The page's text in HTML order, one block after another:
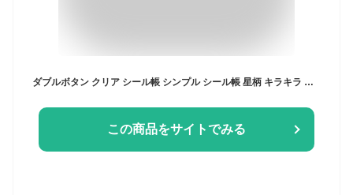
ダブルボタン クリア シール帳 シンプル シール帳 星柄 キラキラ クリアバインダー 手帳 バインダー 6穴 M5サイズ A7サイズ A6サイズ 軽量 透明 おしゃれ かわいい
この商品をサイトでみる